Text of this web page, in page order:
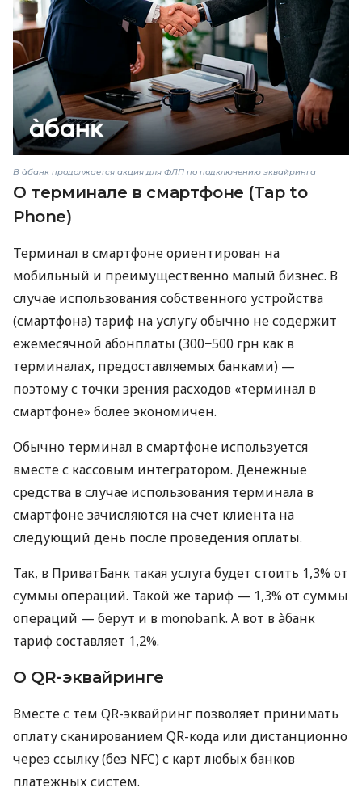
В àбанк продолжается акция для ФЛП по подключению эквайринга
О терминале в смартфоне (Tap to
Phone)
Терминал в смартфоне ориентирован на
мобильный и преимущественно малый бизнес. В
случае использования собственного устройства
(смартфона) тариф на услугу обычно не содержит
ежемесячной абонплаты (300−500 грн как в
терминалах, предоставляемых банками) —
поэтому с точки зрения расходов «терминал в
смартфоне» более экономичен.
Обычно терминал в смартфоне используется
вместе с кассовым интегратором. Денежные
средства в случае использования терминала в
смартфоне зачисляются на счет клиента на
следующий день после проведения оплаты.
Так, в ПриватБанк такая услуга будет стоить 1,3% от
суммы операций. Такой же тариф — 1,3% от суммы
операций — берут и в monobank. А вот в àбанк
тариф составляет 1,2%.
О QR-эквайринге
Вместе с тем QR-эквайринг позволяет принимать
оплату сканированием QR-кода или дистанционно
через ссылку (без NFC) с карт любых банков
платежных систем.